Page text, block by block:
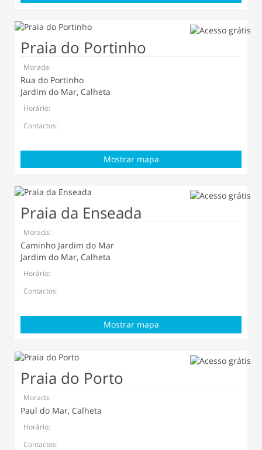
Praia do Portinho
Morada:
Rua do Portinho
Jardim do Mar, Calheta
Horário:
Contactos:
Mostrar mapa
Praia da Enseada
Morada:
Caminho Jardim do Mar
Jardim do Mar, Calheta
Horário:
Contactos:
Mostrar mapa
Praia do Porto
Morada:
Paul do Mar, Calheta
Horário:
Contactos: